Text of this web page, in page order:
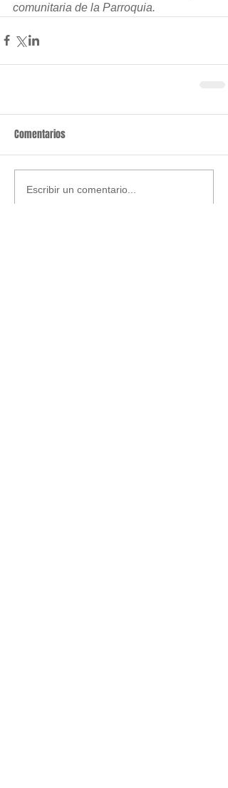
comunitaria de la Parroquia.
Comentarios
Escribir un comentario...